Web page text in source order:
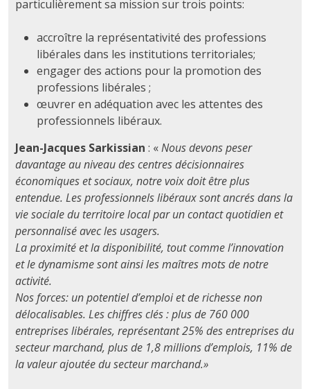
particulièrement sa mission sur trois points:
accroître la représentativité des professions
libérales dans les institutions territoriales;
engager des actions pour la promotion des
professions libérales ;
œuvrer en adéquation avec les attentes des
professionnels libéraux.
Jean-Jacques Sarkissian : «Nous devons peser
davantage au niveau des centres décisionnaires
économiques et sociaux, notre voix doit être plus
entendue. Les professionnels libéraux sont ancrés dans la
vie sociale du territoire local par un contact quotidien et
personnalisé avec les usagers.
La proximité et la disponibilité, tout comme l’innovation
et le dynamisme sont ainsi les maîtres mots de notre
activité.
Nos forces: un potentiel d’emploi et de richesse non
délocalisables. Les chiffres clés : plus de 760 000
entreprises libérales, représentant 25% des entreprises du
secteur marchand, plus de 1,8 millions d’emplois, 11% de
la valeur ajoutée du secteur marchand.»